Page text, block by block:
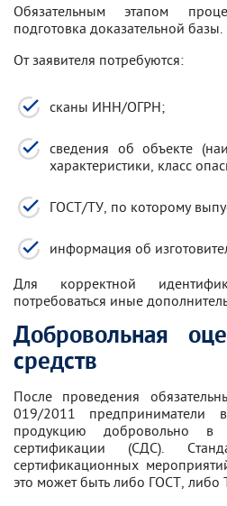
Обязательным этапом
подготовка доказательной базы.
От заявителя потребуются:
сканы ИНН/ОГРН;
сведения об объекте
характеристики, класс
ГОСТ/ТУ, по которому
информация об
Для корректной
потребоваться иные
Добровольная
средств
После проведения
019/2011 предприниматели
продукцию добровольно в
сертификации (СДС).
сертификационных
это может быть либо ГОСТ, либо